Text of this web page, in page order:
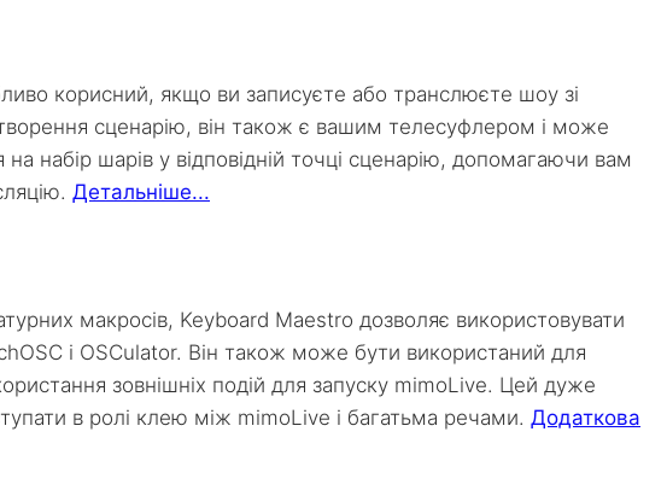
корисний, якщо ви записуєте або транслюєте шоу зі
сценарію, він також є вашим телесуфлером і може
набір шарів у відповідній точці сценарію, допомагаючи вам
Детальніше...
макросів, Keyboard Maestro дозволяє використовувати
і OSCulator. Він також може бути використаний для
зовнішніх подій для запуску mimoLive. Цей дуже
в ролі клею між mimoLive і багатьма речами. Додаткова